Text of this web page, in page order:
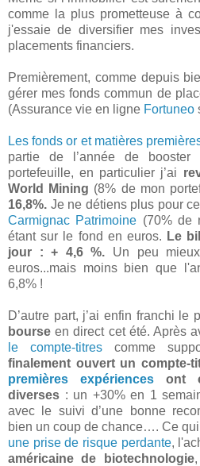
comme la plus prometteuse à
j'essaie de diversifier mes
placements financiers.
Premièrement, comme depuis
gérer mes fonds commun de
(Assurance vie en ligne Fortuneo
Les fonds or et matières
partie de l’année de booster
portefeuille, en particulier j’ai
World Mining (8% de mon
16,8%. Je ne détiens plus pour
Carmignac Patrimoine (70% de
étant sur le fond en euros. Le
jour : + 4,6 %. Un peu
euros...mais moins bien que
6,8% !
D’autre part, j’ai enfin franchi le
bourse en direct cet été. Après
le compte-titres comme
finalement ouvert un compte-
premières expériences ont
diverses : un +30% en 1
avec le suivi d’une bonne
bien un coup de chance…. Ce
une prise de risque perdante,
américaine de biotechnologie,